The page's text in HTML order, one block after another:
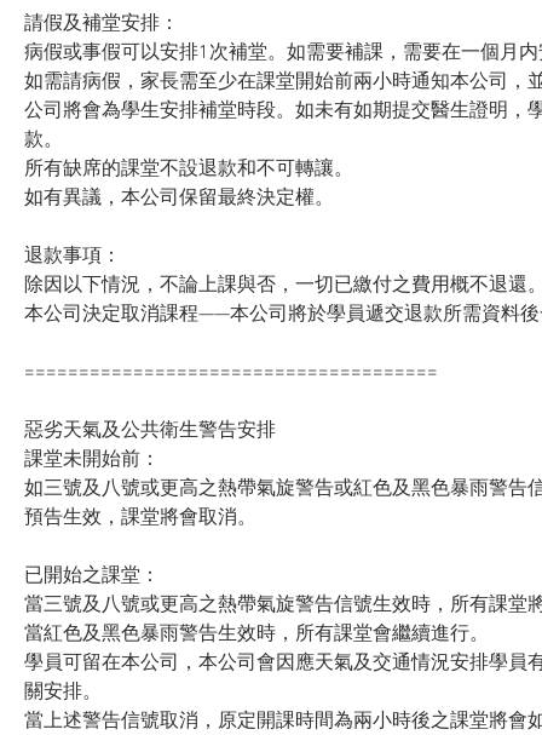
請假及補堂安排：
病假或事假可以安排1次補堂。如需要補課，需要在一個月
如需請病假，家長需至少在課堂開始前兩小時通知本公司，
公司將會為學生安排補堂時段。如未有如期提交醫生證明，
款。
所有缺席的課堂不設退款和不可轉讓。
如有異議，本公司保留最終決定權。
退款事項：
除因以下情況，不論上課與否，一切已繳付之費用概不退還
本公司決定取消課程——本公司將於學員遞交退款所需資料
======================================
惡劣天氣及公共衛生警告安排
課堂未開始前：
如三號及八號或更高之熱帶氣旋警告或紅色及黑色暴雨警告
預告生效，課堂將會取消。
已開始之課堂：
當三號及八號或更高之熱帶氣旋警告信號生效時，所有課堂
當紅色及黑色暴雨警告生效時，所有課堂會繼續進行。
學員可留在本公司，本公司會因應天氣及交通情況安排學員
關安排。
當上述警告信號取消，原定開課時間為兩小時後之課堂將會